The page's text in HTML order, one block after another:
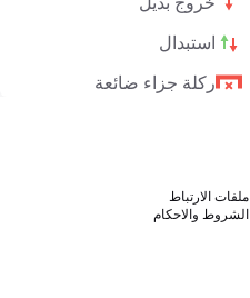
استبدال
ركلة جزاء ضائعة
ملفات الارتباط
الشروط والاحكام